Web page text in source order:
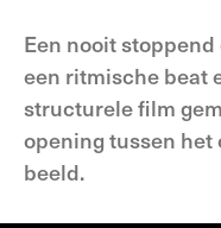
Een nooit
een ritmische beat
structurele film
opening tussen
beeld.